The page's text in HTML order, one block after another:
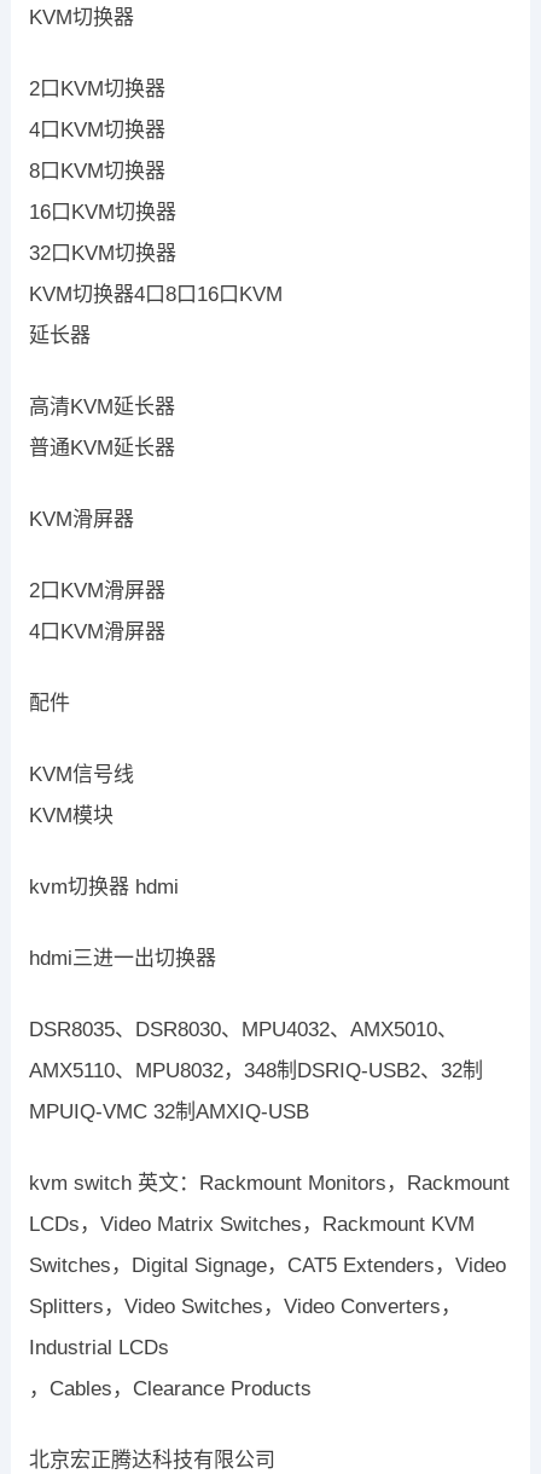
KVM切换器
2口KVM切换器
4口KVM切换器
8口KVM切换器
16口KVM切换器
32口KVM切换器
KVM切换器4口8口16口KVM
延长器
高清KVM延长器
普通KVM延长器
KVM滑屏器
2口KVM滑屏器
4口KVM滑屏器
配件
KVM信号线
KVM模块
kvm切换器 hdmi
hdmi三进一出切换器
DSR8035、DSR8030、MPU4032、AMX5010、
AMX5110、MPU8032，348制DSRIQ-USB2、32制
MPUIQ-VMC 32制AMXIQ-USB
kvm switch 英文：Rackmount Monitors，Rackmount
LCDs，Video Matrix Switches，Rackmount KVM
Switches，Digital Signage，CAT5 Extenders，Video
Splitters，Video Switches，Video Converters，
Industrial LCDs
，Cables，Clearance Products
北京宏正腾达科技有限公司